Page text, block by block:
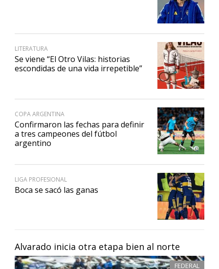
Alvarado inicia otra etapa bien al norte
FEDERAL
LITERATURA
Se viene “El Otro Vilas: historias
escondidas de una vida irrepetible”
COPA ARGENTINA
Confirmaron las fechas para definir
a tres campeones del fútbol
argentino
LIGA PROFESIONAL
Boca se sacó las ganas